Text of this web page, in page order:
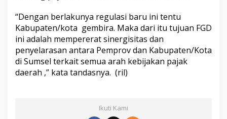
“Dengan berlakunya regulasi baru ini tentu
Kabupaten/kota gembira. Maka dari itu tujuan FGD
ini adalah mempererat sinergisitas dan
penyelarasan antara Pemprov dan Kabupaten/Kota
di Sumsel terkait semua arah kebijakan pajak
daerah ,” kata tandasnya. (ril)
Ikuti Kami